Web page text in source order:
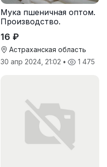
Мука пшеничная оптом.
Производство.
16 ₽
Астраханская область
30 апр 2024, 21:02 • 1 475